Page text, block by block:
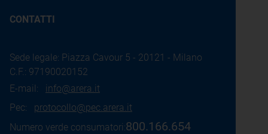
CONTATTI
Sede legale: Piazza Cavour 5 - 20121 - Milano
C.F.: 97190020152
E-mail: info@arera.it
Pec: protocollo@pec.arera.it
Numero verde consumatori:800.166.654